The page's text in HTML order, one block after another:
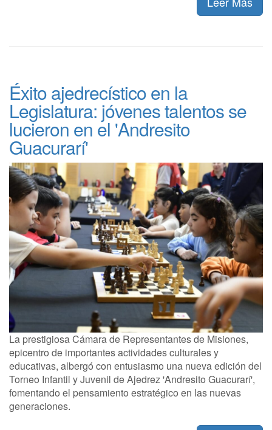
Éxito ajedrecístico en la
Legislatura: jóvenes talentos se
lucieron en el 'Andresito
Guacurarí'
La prestigiosa Cámara de Representantes de Misiones,
epicentro de importantes actividades culturales y
educativas, albergó con entusiasmo una nueva edición del
Torneo Infantil y Juvenil de Ajedrez 'Andresito Guacurarí',
fomentando el pensamiento estratégico en las nuevas
generaciones.